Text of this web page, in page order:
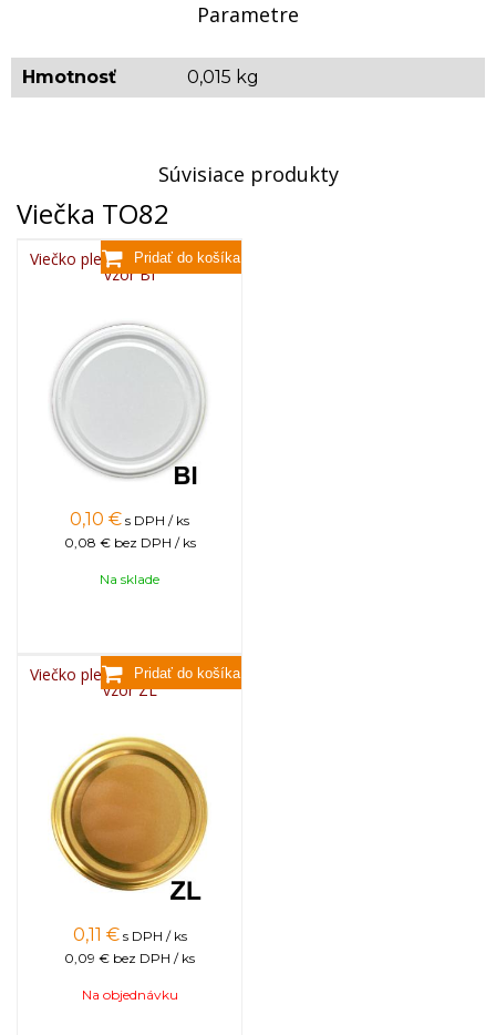
Parametre
Hmotnosť 0,015 kg
Súvisiace produkty
Viečka TO82
Viečko plechové TWIST 82 -
vzor BI
0,10 € s DPH / ks
0,08 € bez DPH / ks
Na sklade
Viečko plechové TWIST 82 -
vzor ZL
0,11 € s DPH / ks
0,09 € bez DPH / ks
Na objednávku